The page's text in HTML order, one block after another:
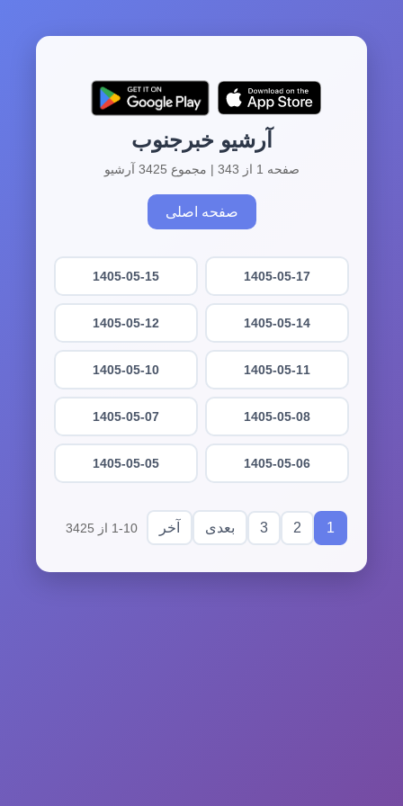
آرشیو خبرجنوب
صفحه 1 از 343 | مجموع 3425 آرشیو
صفحه اصلی
1405-05-17
1405-05-15
1405-05-14
1405-05-12
1405-05-11
1405-05-10
1405-05-08
1405-05-07
1405-05-06
1405-05-05
1
2
3 بعدی آخر 1-10 از 3425